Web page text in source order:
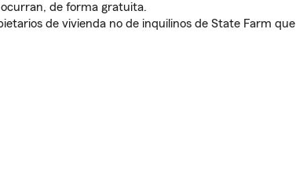
de forma gratuita.
de vivienda no de inquilinos de State Farm que